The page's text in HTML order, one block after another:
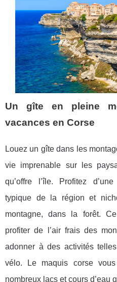
Un gîte en pleine
vacances en Corse
Louez un gîte dans les
vie imprenable sur les
qu’offre l’île. Profitez
typique de la région et
montagne, dans la forêt.
profiter de l’air frais des
adonner à des activités
vélo. Le maquis corse
nombreux lacs et cours d’eau